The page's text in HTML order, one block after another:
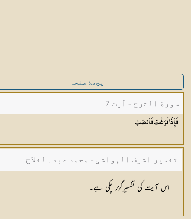
پچھلا صفحہ
سورة الشرح - آیت 7
فَإِذَا فَرَغْتَفَانصَبْ
تفسیر اشرف الہواشی - محمد عبدہ لفلاح
اس آیت کی تفسیرگزر چکی ہے۔